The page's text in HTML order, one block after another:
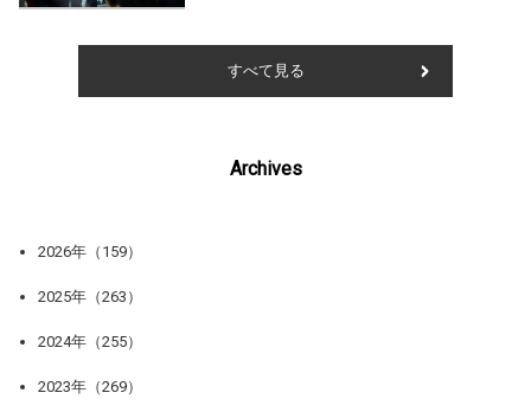
すべて見る
Archives
2026年（159）
2025年（263）
2024年（255）
2023年（269）